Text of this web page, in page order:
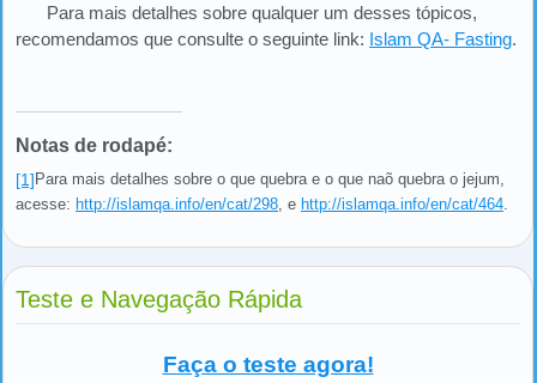
Para mais detalhes sobre qualquer um desses tópicos,
recomendamos que consulte o seguinte link: Islam QA- Fasting.
Notas de rodapé:
[1] Para mais detalhes sobre o que quebra e o que naõ quebra o jejum,
acesse: http://islamqa.info/en/cat/298, e http://islamqa.info/en/cat/464.
Teste e Navegação Rápida
Faça o teste agora!